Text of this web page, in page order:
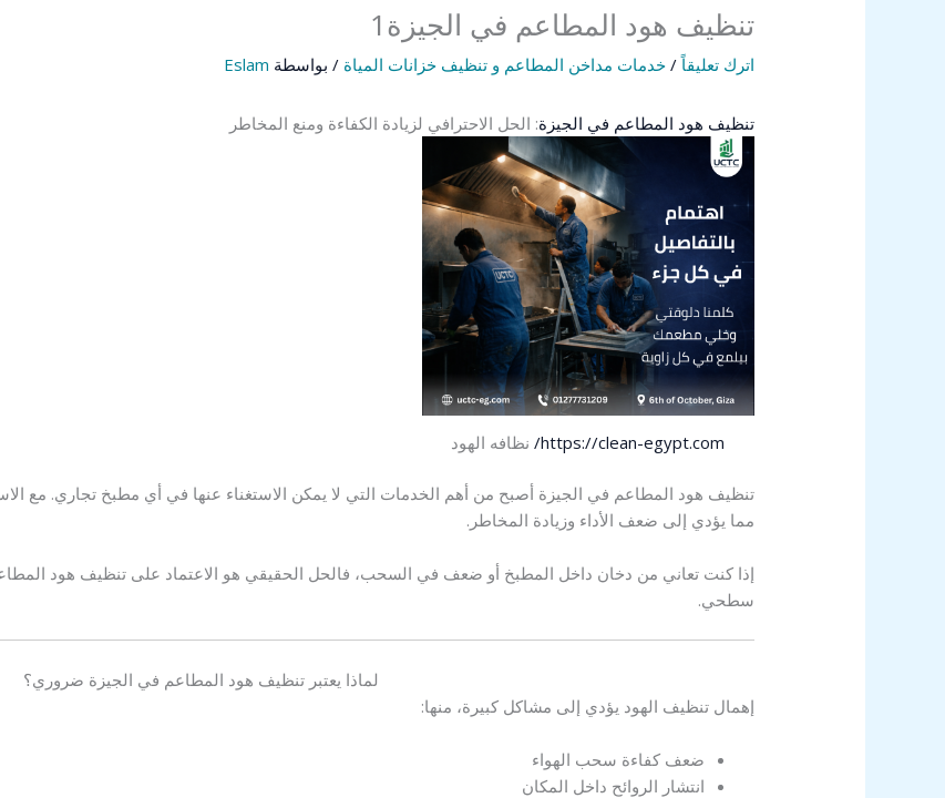
تنظيف هود المطاعم في الجيزة1
اترك تعليقاً /خدمات مداخن المطاعم و تنظيف خزانات المياة / بواسطة Eslam
تنظيف هود المطاعم في الجيزة: الحل الاحترافي لزيادة الكفاءة ومنع المخاطر
https://clean-egypt.com/ نظافه الهود
تنظيف هود المطاعم في الجيزة أصبح من أهم الخدمات التي لا يمكن الاستغناء عنها في أي مطبخ تجاري. مع
مما يؤدي إلى ضعف الأداء وزيادة المخاطر.
إذا كنت تعاني من دخان داخل المطبخ أو ضعف في السحب، فالحل الحقيقي هو الاعتماد على تنظيف هود
سطحي.
لماذا يعتبر تنظيف هود المطاعم في الجيزة ضروري؟
إهمال تنظيف الهود يؤدي إلى مشاكل كبيرة، منها:
ضعف كفاءة سحب الهواء
انتشار الروائح داخل المكان